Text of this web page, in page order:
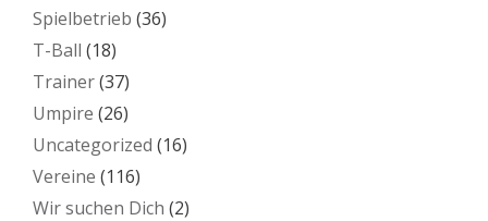
Spielbetrieb (36)
T-Ball (18)
Trainer(37)
Umpire (26)
Uncategorized (16)
Vereine (116)
Wir suchen Dich (2)